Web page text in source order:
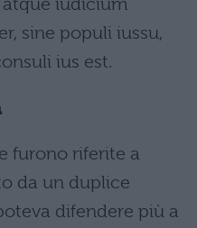
sine populi iussu,
ius est.
furono riferite a
da un duplice
difendere più a